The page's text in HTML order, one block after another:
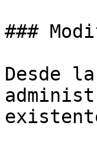
###
Desde